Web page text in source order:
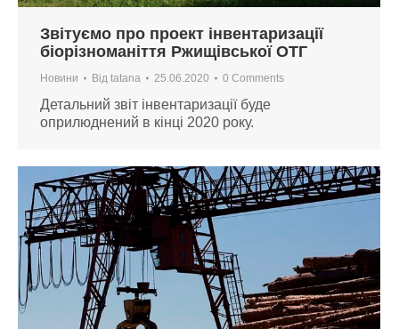
Звітуємо про проект інвентаризації
біорізноманіття Ржищівської ОТГ
Новини Від tatana 25.06.2020 0 Comments
Детальний звіт інвентаризації буде
оприлюднений в кінці 2020 року.